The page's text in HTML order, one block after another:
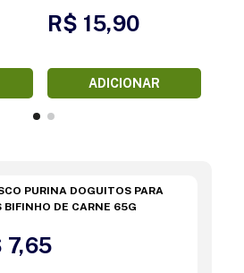
R$ 15,90
ADICIONAR
PURINA DOGUITOS PARA
BIFINHO DE CARNE 65G
7,65